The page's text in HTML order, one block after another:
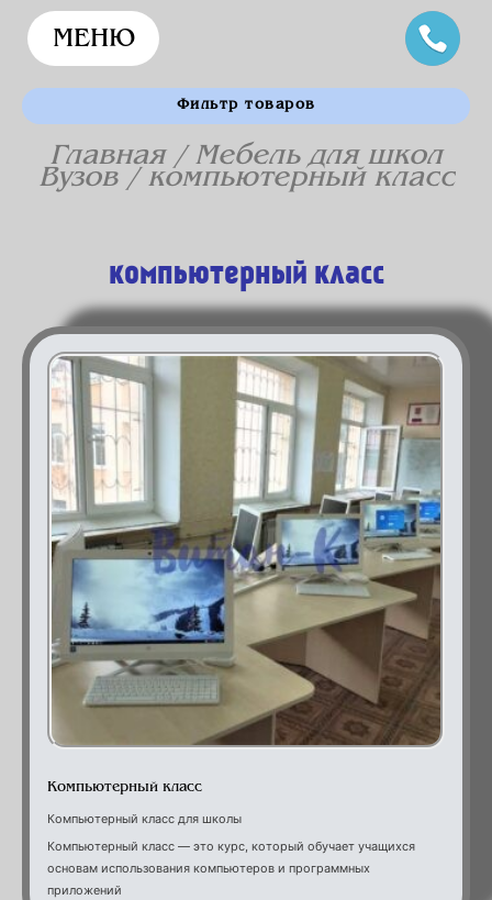
МЕНЮ
Фильтр товаров
Главная/ Мебель для школ
Вузов/ компьютерный класс
компьютерный класс
Компьютерный класс
Компьютерный класс для школы
Компьютерный класс — это курс, который обучает учащихся
основам использования компьютеров и программных
приложений